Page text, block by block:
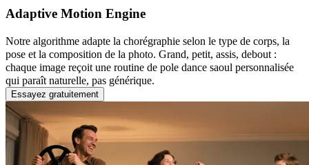
Adaptive Motion Engine
Notre algorithme adapte la chorégraphie selon le type de corps, la
pose et la composition de la photo. Grand, petit, assis, debout :
chaque image reçoit une routine de pole dance saoul personnalisée
qui paraît naturelle, pas générique.
Essayez gratuitement